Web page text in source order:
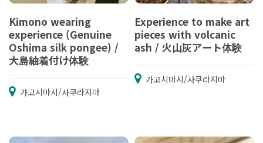
Kimono wearing
experience (Genuine
Oshima silk pongee) /
大島紬着付け体験
가고시마시/사쿠라지마
Experience to make art
pieces with volcanic
ash / 火山灰アート体験
가고시마시/사쿠라지마